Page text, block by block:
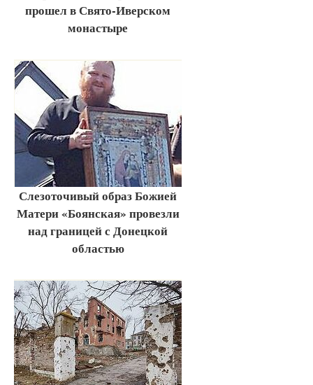
прошел в Свято-Иверском
монастыре
Слезоточивый образ Божией
Матери «Боянская» провезли
над границей с Донецкой
областью